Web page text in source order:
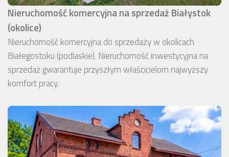
Nieruchomość komercyjna na sprzedaż Białystok
(okolice)
Nieruchomość komercyjna do sprzedaży w okolicach
Białegostoku (podlaskie). Nieruchomość inwestycyjna na
sprzedaż gwarantuje przyszłym właścicielom najwyższy
komfort pracy.